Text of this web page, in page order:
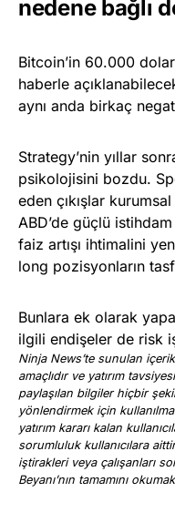
nedene bağlı
Bitcoin’in 60.000
haberle
aynı anda birkaç
Strategy’nin yıllar
psikolojisini bozdu.
eden çıkışlar
ABD’de güçlü
faiz artışı ihtimalini
long pozisyonların
Bunlara ek olarak
ilgili endişeler de risk
Ninja News’te sunulan
amaçlıdır ve yatırım
paylaşılan bilgiler hiçbir
yönlendirmek için
yatırım kararı kalan
sorumluluk kullanıcılara
iştirakleri veya çalışanları
Beyanı’nın tamamını